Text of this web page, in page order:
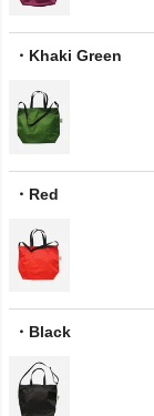
Khaki Green
Red
Black